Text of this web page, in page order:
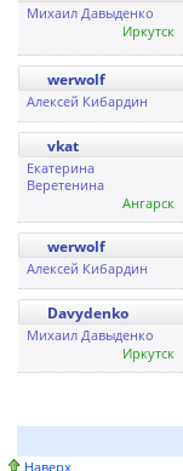
Михаил Давыденко
Иркутск
werwolf
Алексей Кибардин
vkat
Екатерина
Веретенина
Ангарск
werwolf
Алексей Кибардин
Davydenko
Михаил Давыденко
Иркутск
Наверх